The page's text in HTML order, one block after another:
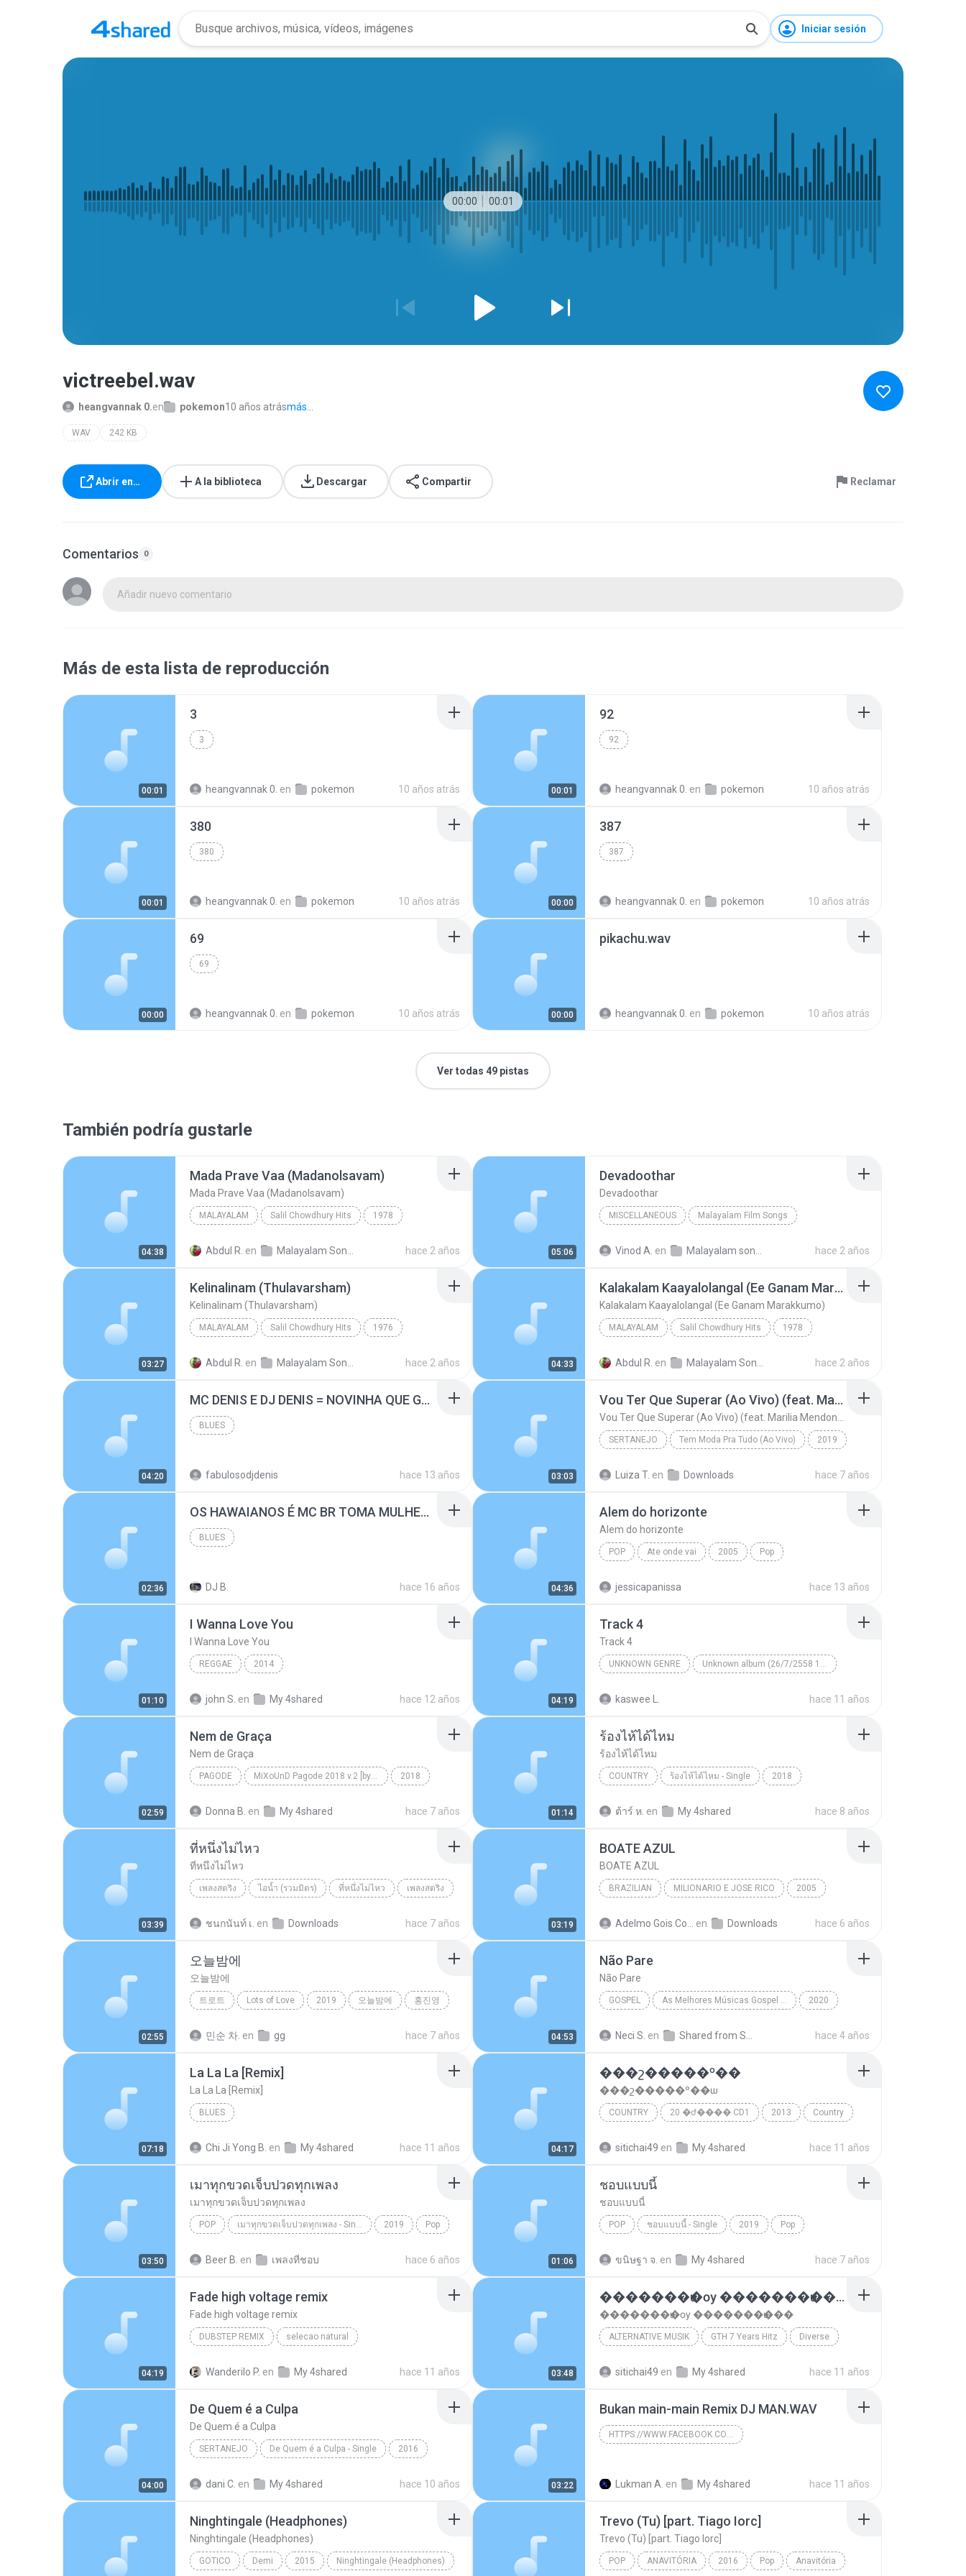
Iniciar sesión
00:00 00:01
victreebel.wav
heangvannak 0.en pokemon10 años atrásmás...
WAV 242 KB
Abrir en… A la biblioteca Descargar Compartir Reclamar
Comentarios 0
Añadir nuevo comentario
Más de esta lista de reproducción
00:01
3
3
heangvannak 0. en pokemon 10 años atrás 00:01
92
92
heangvannak 0. en pokemon 10 años atrás
00:01
380
380
heangvannak 0. en pokemon 10 años atrás 00:00
387
387
heangvannak 0. en pokemon 10 años atrás
00:00
69
69
heangvannak 0. en pokemon 10 años atrás 00:00
pikachu.wav
heangvannak 0. en pokemon 10 años atrás
Ver todas 49 pistas
También podría gustarle
04:38
Mada Prave Vaa (Madanolsavam)
Mada Prave Vaa (Madanolsavam)
MALAYALAM Salil Chowdhury Hits 1978
Abdul R. en hace 2 años 05:06
Devadoothar
Devadoothar
MISCELLANEOUS Malayalam Film Songs
Vinod A. en hace 2 años
03:27
Kelinalinam (Thulavarsham)
Kelinalinam (Thulavarsham)
MALAYALAM Salil Chowdhury Hits 1976
Abdul R. en hace 2 años 04:33
Kalakalam Kaayalolangal (Ee Ganam Marakkumo)
Kalakalam Kaayalolangal (Ee Ganam Marakkumo)
MALAYALAM Salil Chowdhury Hits 1978
Abdul R. en hace 2 años
04:20
MC DENIS E DJ DENIS = NOVINHA QUE GOSTA DE DANÇAR.wav MUSIC MP3.mp3
BLUES
fabulosodjdenis hace 13 años 03:03
Vou Ter Que Superar (Ao Vivo) (feat. Marilia Mendonça)
SERTANEJO Tem Moda Pra Tudo (Ao Vivo) 2019
Luiza T. en Downloads hace 7 años
02:36
OS HAWAIANOS É MC BR TOMA MULHER DJ BEL E YURI MIX 2010.wav 2.mp3
BLUES
DJ B. hace 16 años 04:36
Alem do horizonte
Alem do horizonte
POP Ate onde vai 2005 Pop
jessicapanissa hace 13 años
01:10
I Wanna Love You
I Wanna Love You
REGGAE 2014
john S. en My 4shared hace 12 años 04:19
Track 4
Track 4
UNKNOWN GENRE Unknown album (26/7/2558 11:17:12)
kaswee L. hace 11 años
02:59
Nem de Graça
Nem de Graça
PAGODE MiXoUnD Pagode 2018 v.2 [by DJ PhaRRá] 2018
Donna B. en My 4shared hace 7 años 01:14
ร้องไห้ได้ไหม
ร้องไห้ได้ไหม
COUNTRY ร้องไห้ได้ไหม - Single 2018
ต้าร์ ห. en My 4shared hace 8 años
03:39
ที่หนึ่งไม่ไหว
ที่หนึ่งไม่ไหว
เพลงสตริง ไอน้ำ (รวมมิตร) ที่หนึ่งไม่ไหว เพลงสตริง
ชนกนันท์ เ. en Downloads hace 7 años 03:19
BOATE AZUL
BOATE AZUL
BRAZILIAN MILIONARIO E JOSE RICO 2005
en Downloads hace 6 años
02:55
오늘밤에
오늘밤에
트로트 Lots of Love 2019 오늘밤에 홍진영
민순 차. en gg hace 7 años 04:53
Não Pare
Não Pare
GOSPEL As Melhores Músicas Gospel 2020 2020
Neci S. en hace 4 años
07:18
La La La [Remix]
La La La [Remix]
BLUES
Chi Ji Yong B. en My 4shared hace 11 años 04:17
���շ�����º��ѡ
���շ�����º��ѡ
COUNTRY 20 �ժ���� CD1 2013 Country
sitichai49 en My 4shared hace 11 años
03:50
เมาทุกขวดเจ็บปวดทุกเพลง
เมาทุกขวดเจ็บปวดทุกเพลง
POP เมาทุกขวดเจ็บปวดทุกเพลง - Single 2019 Pop
Beer B. en เพลงที่ชอบ hace 6 años 01:06
ชอบแบบนี้
ชอบแบบนี้
POP ชอบแบบนี้ - Single 2019 Pop
ขนิษฐา จ. en My 4shared hace 7 años
04:19
Fade high voltage remix
Fade high voltage remix
DUBSTEP REMIX selecao natural
Wanderilo P. en My 4shared hace 11 años 03:48
�������ѡ�ѹ �������ѡ���
�������ѡ�ѹ �������ѡ���
ALTERNATIVE MUSIK GTH 7 Years Hitz Diverse
sitichai49 en My 4shared hace 11 años
04:00
De Quem é a Culpa
De Quem é a Culpa
SERTANEJO De Quem é a Culpa - Single 2016
dani C. en My 4shared hace 10 años 03:22
Bukan main-main Remix DJ MAN.WAV
HTTPS://WWW.FACEBOOK.COM/CTOS0107
https://www.facebook.com/CTos0107
Lukman A. en My 4shared hace 11 años
Ninghtingale (Headphones)
Ninghtingale (Headphones)
GOTICO Demi 2015 Ninghtingale (Headphones)
Trevo (Tu) [part. Tiago Iorc]
Trevo (Tu) [part. Tiago Iorc]
POP ANAVITÓRIA 2016 Pop Anavitória